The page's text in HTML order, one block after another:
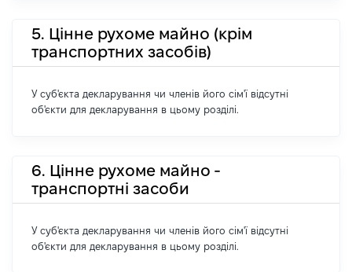
5. Цінне рухоме майно (крім
транспортних засобів)
У суб'єкта декларування чи членів його сім'ї відсутні
об'єкти для декларування в цьому розділі.
6. Цінне рухоме майно -
транспортні засоби
У суб'єкта декларування чи членів його сім'ї відсутні
об'єкти для декларування в цьому розділі.